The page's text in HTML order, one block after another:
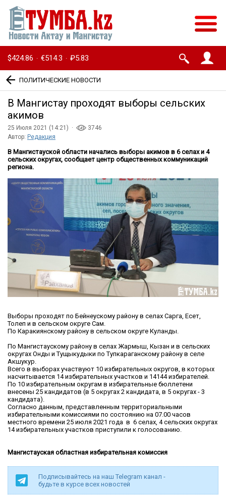
$424.86 · €514.3 · ₽5.83
ПОЛИТИЧЕСКИЕ НОВОСТИ
В Мангистау проходят выборы сельских
акимов
25 Июля 2021 (14:21) ·
3746
Автор: Редакция
В Мангистауской области начались выборы акимов в 6 селах и 4
сельских округах, сообщает центр общественных коммуникаций
региона.
Выборы проходят по Бейнеускому району в селах Сарга, Есет,
Толеп и в сельском округе Сам.
По Каракиянскому району в сельском округе Куланды.
По Мангистаускому району в селах Жармыш, Кызан и в сельских
округах Онды и Тущыкудыки по Тупкараганскому району в селе
Акшукур.
Всего в выборах участвуют 10 избирательных округов, в которых
насчитывается 14 избирательных участков и 14144 избирателей.
По 10 избирательным округам в избирательные бюллетени
внесены 25 кандидатов (в 5 округах 2 кандидата, в 5 округах - 3
кандидата).
Согласно данным, представленным территориальными
избирательными комиссиями по состоянию на 07.00 часов
местного времени 25 июля 2021 года в 6 селах, 4 сельских округах
14 избирательных участков приступили к голосованию.
Мангистауская областная избирательная комиссия
Подписывайтесь на наш Telegram канал -
будьте в курсе всех новостей